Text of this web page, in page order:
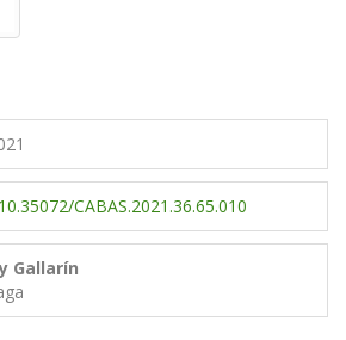
CABAS.2021.36.65.010
Gallarín